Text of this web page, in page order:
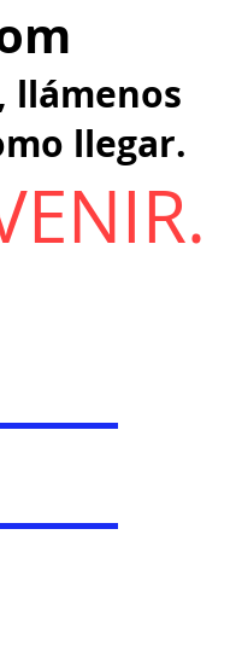
llámenos
llegar.